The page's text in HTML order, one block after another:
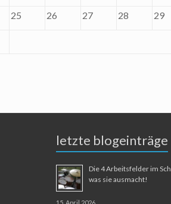
25 26 27 28 29
letzte blogeinträge
Die 4 Arbeitsfelder im
was sie ausmacht!